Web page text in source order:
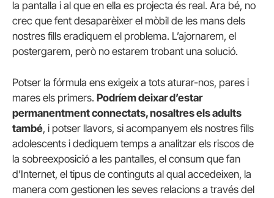
la pantalla i al que en ella es projecta és real. Ara bé, no
crec que fent desaparèixer el mòbil de les mans dels
nostres fills eradiquem el problema. L’ajornarem, el
postergarem, però no estarem trobant una solució.
Potser la fórmula ens exigeix a tots aturar-nos, pares i
mares els primers. Podríem deixar d’estar
permanentment connectats, nosaltres els adults
també, i potser llavors, si acompanyem els nostres fills
adolescents i dediquem temps a analitzar els riscos de
la sobreexposició a les pantalles, el consum que fan
d’Internet, el tipus de continguts al qual accedeixen, la
manera com gestionen les seves relacions a través del